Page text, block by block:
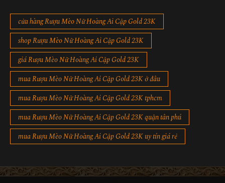
cửa hàng Rượu Mèo Nữ Hoàng Ai Cập Gold 23K
shop Rượu Mèo Nữ Hoàng Ai Cập Gold 23K
giá Rượu Mèo Nữ Hoàng Ai Cập Gold 23K
mua Rượu Mèo Nữ Hoàng Ai Cập Gold 23K ở đâu
mua Rượu Mèo Nữ Hoàng Ai Cập Gold 23K tphcm
mua Rượu Mèo Nữ Hoàng Ai Cập Gold 23K quận tân phú
mua Rượu Mèo Nữ Hoàng Ai Cập Gold 23K uy tín giá rẻ